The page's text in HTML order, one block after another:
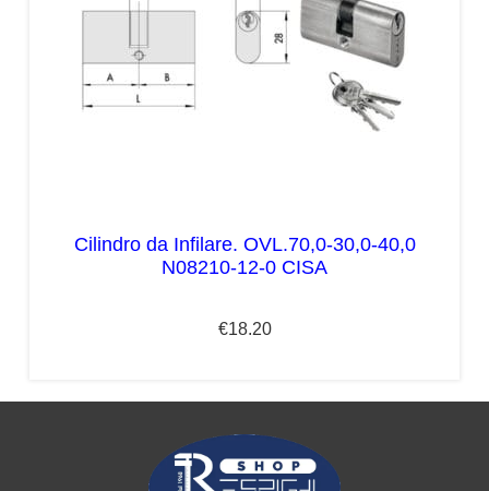
Cilindro da Infilare. OVL.70,0-30,0-40,0
N08210-12-0 CISA
€18.20